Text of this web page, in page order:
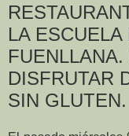
LA
DISFRUTAR
SIN GLUTEN.